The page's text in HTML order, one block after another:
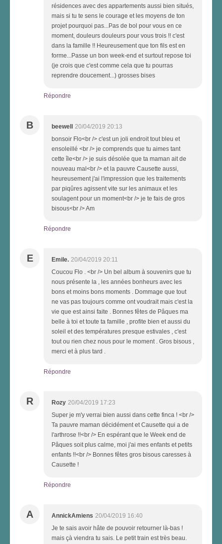
résidences avec des appartements aussi bien situés,
mais si tu te sens le courage et les moyens de ton
projet pourquoi pas...Pas de bol pour vous en ce
moment, douleurs douleurs pour vous trois !! c'est
dans la famille !! Heureusement que ton fils est en
forme...Passe un bon week-end et surtout repose toi
(je crois que c'est comme cela que tu pourras
reprendre doucement...) grosses bises
Répondre
B beewell 20/04/2019 20:13
bonsoir Flo<br /> c'est un joli endroit tout bleu et
ensoleillé <br /> je comprends que tu aimes tant
cette île<br /> je suis désolée que ta maman ait de
nouveau mal<br /> et la pauvre Causette aussi,
heureusement j'ai l'impression que les traitements
par piqûres agissent vite sur les animaux et les
soulagent pour un moment<br /> je te fais de gros
bisous<br /> Am
Répondre
E Emile. 20/04/2019 20:11
Coucou Flo . <br /> Un bel album à souvenirs que tu
nous présente la , les années bonheurs avec les
bons et moins bons moments . Dommage que tout
ne vas pas toujours comme ont voudrait mais c'est la
vie que est ainsi faite . Bonnes fêtes de Pâques ma
belle à toi et toute ta famille , profite bien et aussi du
soleil et des températures presque estivales , c'est
tout ou rien chez nous pour le moment . Gros bisous ,
merci et à plus tard .
Répondre
R Rozy 20/04/2019 17:23
Super je m'y verrai bien aussi dans cette finca ! <br />
Ta pauvre maman décidément et Causette qui a de
l'arthrose !!<br /> En espérant que le Week end de
Pâques soit plus calme, moi j'ai mes enfants et petits
enfants !!<br /> Bonnes fêtes gros bisous caresses à
Causette !
Répondre
A AnnickAmiens 20/04/2019 16:40
Je te sais avoir hâte de pouvoir retourner là-bas !
mais çà viendra tu sais. Le petit train est très beau.